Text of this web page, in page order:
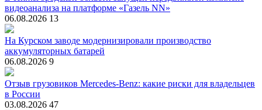
видеоанализа на платформе «Газель NN»
06.08.2026 13
На Курском заводе модернизировали производство
аккумуляторных батарей
06.08.2026 9
Отзыв грузовиков Mercedes-Benz: какие риски для владельцев
в России
03.08.2026 47